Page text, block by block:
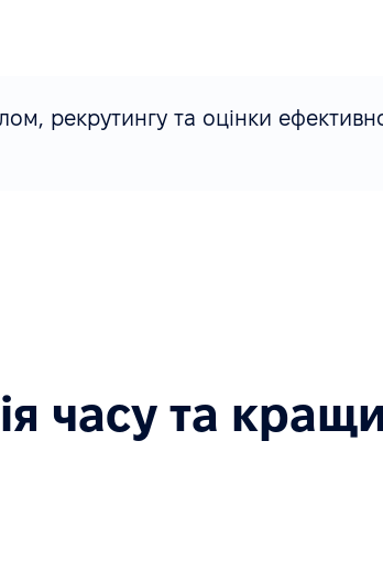
рекрутингу та оцінки
часу та